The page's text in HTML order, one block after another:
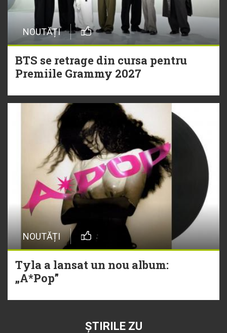
NOUTĂȚI
BTS se retrage din cursa pentru
Premiile Grammy 2027
NOUTĂȚI
Tyla a lansat un nou album:
„A*Pop”
ȘTIRILE ZU